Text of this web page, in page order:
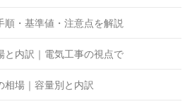
順・基準値・注意点を解説
と内訳｜電気工事の視点で
相場｜容量別と内訳